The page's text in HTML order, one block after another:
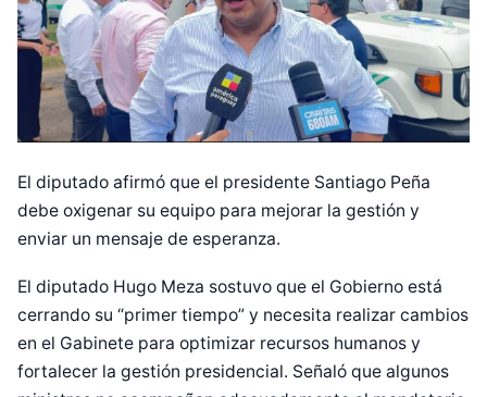
El diputado afirmó que el presidente Santiago Peña
debe oxigenar su equipo para mejorar la gestión y
enviar un mensaje de esperanza.
El diputado Hugo Meza sostuvo que el Gobierno está
cerrando su “primer tiempo” y necesita realizar cambios
en el Gabinete para optimizar recursos humanos y
fortalecer la gestión presidencial. Señaló que algunos